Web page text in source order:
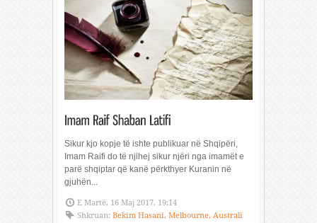
Sikur kjo kopje të ishte publikuar në Shqipëri,
Imam Raifi do të njihej sikur njëri nga imamët e
parë shqiptar që kanë përkthyer Kuranin në
gjuhën...
E Martë, 16 Maj 2017, 19:14
Shkruan: Bekim Hasani, Melbourne, Australi